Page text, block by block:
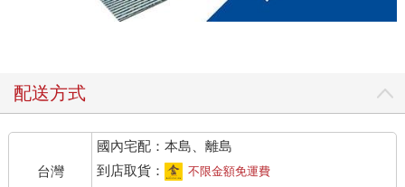
配送方式
台灣
國內宅配：本島、離島
到店取貨：
不限金額免運費